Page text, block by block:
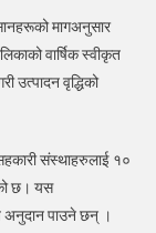
५
मा
आलु
कार्यक्रम
हुने
मागअनुसार
वार्षिक स्वीकृत
उत्पादन वृद्धिको
संस्थाहरुलाई १०
छ। यस
अनुदान पाउने छन् ।